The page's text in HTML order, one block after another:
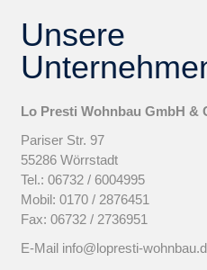
Unsere
Lo Presti Wohnbau GmbH &
Pariser Str. 97
55286 Wörrstadt
Tel.: 06732 / 6004995
Mobil: 0170 / 2876451
Fax: 06732 / 2736951
E-Mail info@lopresti-